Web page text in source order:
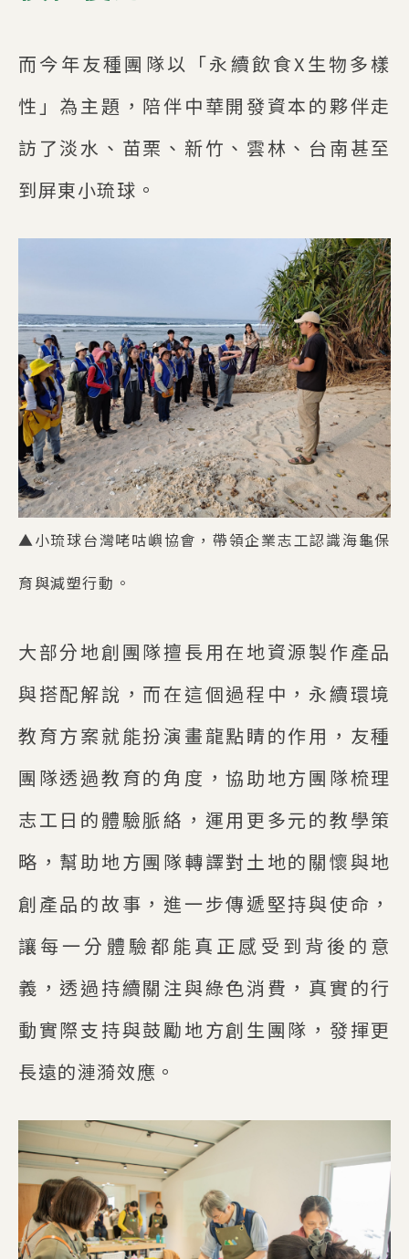
而今年友種團隊以「永續飲食X生物多樣
性」為主題，陪伴中華開發資本的夥伴走
訪了淡水、苗栗、新竹、雲林、台南甚至
到屏東小琉球。
▲小琉球台灣咾咕嶼協會，帶領企業志工認識海龜保
育與減塑行動。
大部分地創團隊擅長用在地資源製作產品
與搭配解說，而在這個過程中，永續環境
教育方案就能扮演畫龍點睛的作用，友種
團隊透過教育的角度，協助地方團隊梳理
志工日的體驗脈絡，運用更多元的教學策
略，幫助地方團隊轉譯對土地的關懷與地
創產品的故事，進一步傳遞堅持與使命，
讓每一分體驗都能真正感受到背後的意
義，透過持續關注與綠色消費，真實的行
動實際支持與鼓勵地方創生團隊，發揮更
長遠的漣漪效應。